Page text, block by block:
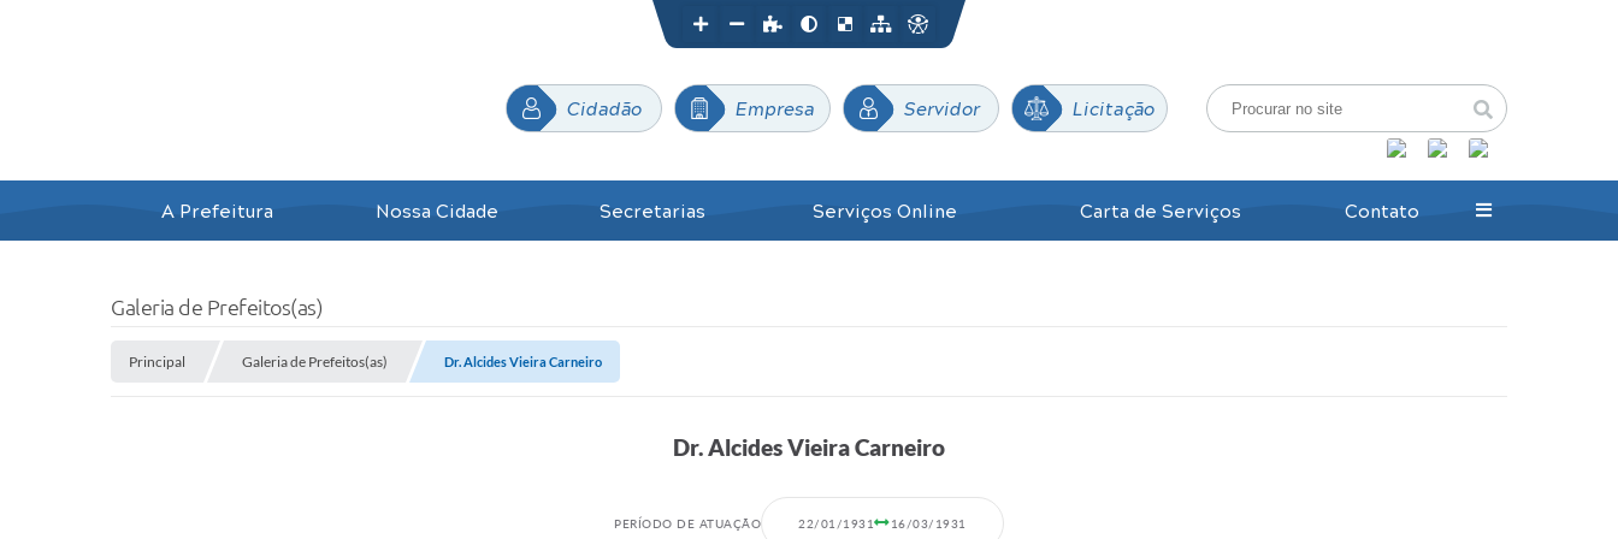
Cidadão Empresa Servidor Licitação
A Prefeitura Nossa Cidade Secretarias Serviços Online Carta de Serviços Contato
Galeria de Prefeitos(as)
Principal Galeria de Prefeitos(as) Dr. Alcides Vieira Carneiro
Dr. Alcides Vieira Carneiro
PERÍODO DE ATUAÇÃO 22/01/1931 16/03/1931